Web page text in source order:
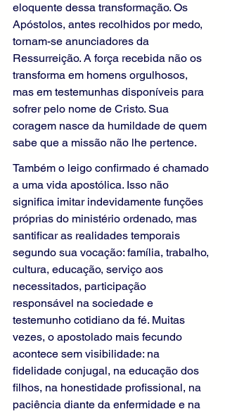
eloquente dessa transformação. Os
Apóstolos, antes recolhidos por medo,
tornam-se anunciadores da
Ressurreição. A força recebida não os
transforma em homens orgulhosos,
mas em testemunhas disponíveis para
sofrer pelo nome de Cristo. Sua
coragem nasce da humildade de quem
sabe que a missão não lhe pertence.
Também o leigo confirmado é chamado
a uma vida apostólica. Isso não
significa imitar indevidamente funções
próprias do ministério ordenado, mas
santificar as realidades temporais
segundo sua vocação: família, trabalho,
cultura, educação, serviço aos
necessitados, participação
responsável na sociedade e
testemunho cotidiano da fé. Muitas
vezes, o apostolado mais fecundo
acontece sem visibilidade: na
fidelidade conjugal, na educação dos
filhos, na honestidade profissional, na
paciência diante da enfermidade e na